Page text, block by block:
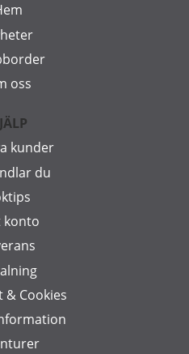
oss
kunder
du
konto
& Cookies